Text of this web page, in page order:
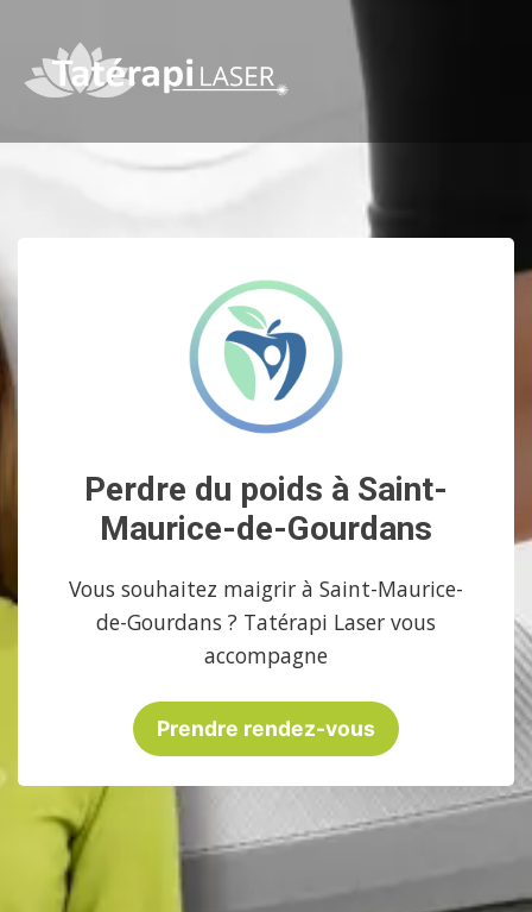
Perdre du poids à Saint-
Maurice-de-Gourdans
Vous souhaitez maigrir à Saint-Maurice-
de-Gourdans ? Tatérapi Laser vous
accompagne
Prendre rendez-vous